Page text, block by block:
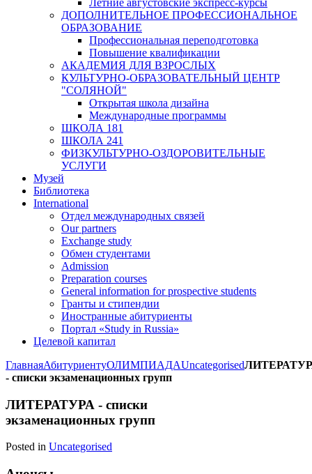
Летние августовские экспресс-курсы
ДОПОЛНИТЕЛЬНОЕ ПРОФЕССИОНАЛЬНОЕ
ОБРАЗОВАНИЕ
Профессиональная переподготовка
Повышение квалификации
АКАДЕМИЯ ДЛЯ ВЗРОСЛЫХ
КУЛЬТУРНО-ОБРАЗОВАТЕЛЬНЫЙ ЦЕНТР
"СОЛЯНОЙ"
Открытая школа дизайна
Международные программы
ШКОЛА 181
ШКОЛА 241
ФИЗКУЛЬТУРНО-ОЗДОРОВИТЕЛЬНЫЕ
УСЛУГИ
Музей
Библиотека
International
Отдел международных связей
Our partners
Exchange study
Обмен студентами
Admission
Preparation courses
General information for prospective students
Гранты и стипендии
Иностранные абитуриенты
Портал «Study in Russia»
Целевой капитал
ГлавнаяАбитуриентуОЛИМПИАДАUncategorised
- списки экзаменационных групп
ЛИТЕРАТУРА - списки
экзаменационных групп
Posted in Uncategorised